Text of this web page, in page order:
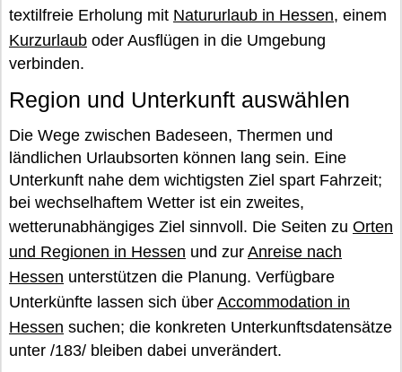
textilfreie Erholung mit Natururlaub in Hessen, einem
Kurzurlaub oder Ausflügen in die Umgebung
verbinden.
Region und Unterkunft auswählen
Die Wege zwischen Badeseen, Thermen und
ländlichen Urlaubsorten können lang sein. Eine
Unterkunft nahe dem wichtigsten Ziel spart Fahrzeit;
bei wechselhaftem Wetter ist ein zweites,
wetterunabhängiges Ziel sinnvoll. Die Seiten zu Orten
und Regionen in Hessen und zur Anreise nach
Hessen unterstützen die Planung. Verfügbare
Unterkünfte lassen sich über Accommodation in
Hessen suchen; die konkreten Unterkunftsdatensätze
unter /183/ bleiben dabei unverändert.